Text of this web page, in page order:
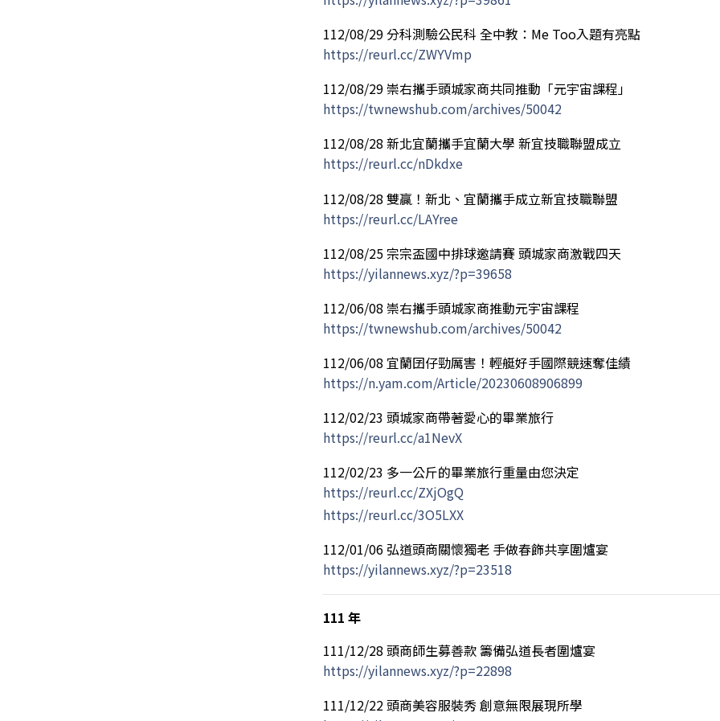
112/08/29 分科測驗公民科 全中教：Me Too入題有亮點
https://reurl.cc/ZWYVmp
112/08/29 崇右攜手頭城家商共同推動「元宇宙課程」
https://twnewshub.com/archives/50042
112/08/28 新北宜蘭攜手宜蘭大學 新宜技職聯盟成立
https://reurl.cc/nDkdxe
112/08/28 雙贏！新北、宜蘭攜手成立新宜技職聯盟
https://reurl.cc/LAYree
112/08/25 宗宗盃國中排球邀請賽 頭城家商激戰四天
https://yilannews.xyz/?p=39658
112/06/08 崇右攜手頭城家商推動元宇宙課程
https://twnewshub.com/archives/50042
112/06/08 宜蘭囝仔勁厲害！輕艇好手國際競速奪佳績
https://n.yam.com/Article/20230608906899
112/02/23 頭城家商帶著愛心的畢業旅行
https://reurl.cc/a1NevX
112/02/23 多一公斤的畢業旅行重量由您決定
https://reurl.cc/ZXjOgQ
https://reurl.cc/3O5LXX
112/01/06 弘道頭商關懷獨老 手做春飾共享圍爐宴
https://yilannews.xyz/?p=23518
111 年
111/12/28 頭商師生募善款 籌備弘道長者圍爐宴
https://yilannews.xyz/?p=22898
111/12/22 頭商美容服裝秀 創意無限展現所學